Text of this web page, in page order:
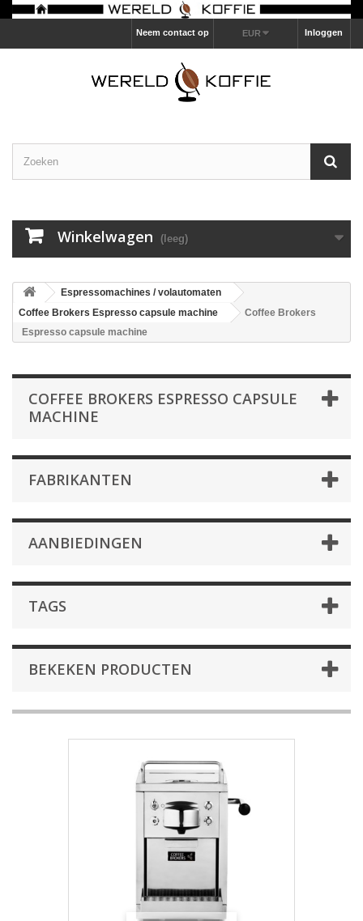
Inloggen
EUR
Neem contact op
Winkelwagen (leeg)
Espressomachines / volautomaten
Coffee Brokers Espresso capsule machine
Coffee Brokers
Espresso capsule machine
COFFEE BROKERS ESPRESSO CAPSULE
MACHINE
FABRIKANTEN
AANBIEDINGEN
TAGS
BEKEKEN PRODUCTEN